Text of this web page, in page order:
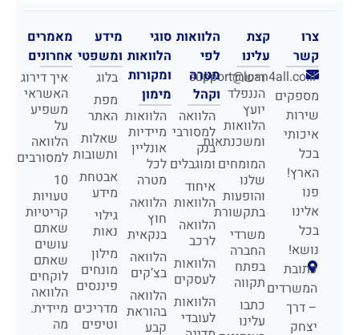
צרו
קשר
support@loan4all.co.il
מספקים
שירות
איכותי
בכל
הארץ!
פנו
אלינו
בכל
נושא!
כתובת
המשרדים
– דרך
יצחק
קצת
עלינו
רישרד
הננפלד
יועץ
הלוואות
ומשכנתאות
המומחים
שלנו
והופעות
בתקשורת
משרדי
החברה
בפתח
תקווה
כתבו
עלינו
הלוואות
לפי
מטרה
וקהל
הלוואה
למסורבי
בנק
ומוגבלים
איחוד
הלוואות
הלוואה
לרכב
הלוואות
לעסקים
הלוואות
לעובדי
סוגי
הלוואות
ומקורות
מימון
הלוואות
מיידיות
אונליין
לכל
מטרה
הלוואה
חוץ
בנקאית
הלוואה
בצ’קים
הלוואה
בהוראת
קבע
מידע
ומשפטי
בלוג
מפת
האתר
שאלות
ותשובות
אבטחת
מידע
גילוי
נאות
מילון
מונחים
פיננסים
מדריכים
וטיפים
מאמרים
אחרונים
איך דירוג
האשראי
משפיע
על
הלוואה
למסורבים
10
טעויות
קריטיות
שאתם
עושים
שאתם
לוקחים
הלוואה
מיידית.
מה